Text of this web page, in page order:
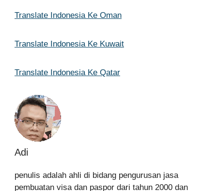
Translate Indonesia Ke Oman
Translate Indonesia Ke Kuwait
Translate Indonesia Ke Qatar
Adi
penulis adalah ahli di bidang pengurusan jasa
pembuatan visa dan paspor dari tahun 2000 dan